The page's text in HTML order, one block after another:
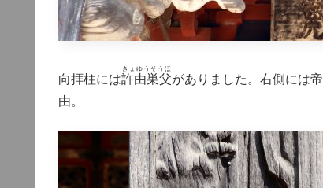
向拝柱には許由巣父
きょゆうそうほ
がありました。右側には帝
由。